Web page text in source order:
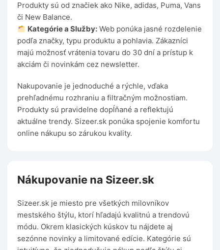
Produkty sú od značiek ako Nike, adidas, Puma, Vans
či New Balance.
Kategórie a Služby: Web ponúka jasné rozdelenie
podľa značky, typu produktu a pohlavia. Zákazníci
majú možnosť vrátenia tovaru do 30 dní a prístup k
akciám či novinkám cez newsletter.
Nakupovanie je jednoduché a rýchle, vďaka
prehľadnému rozhraniu a filtračným možnostiam.
Produkty sú pravidelne dopĺňané a reflektujú
aktuálne trendy. Sizeer.sk ponúka spojenie komfortu
online nákupu so zárukou kvality.
Nákupovanie na Sizeer.sk
Sizeer.sk je miesto pre všetkých milovníkov
mestského štýlu, ktorí hľadajú kvalitnú a trendovú
módu. Okrem klasických kúskov tu nájdete aj
sezónne novinky a limitované edície. Kategórie sú